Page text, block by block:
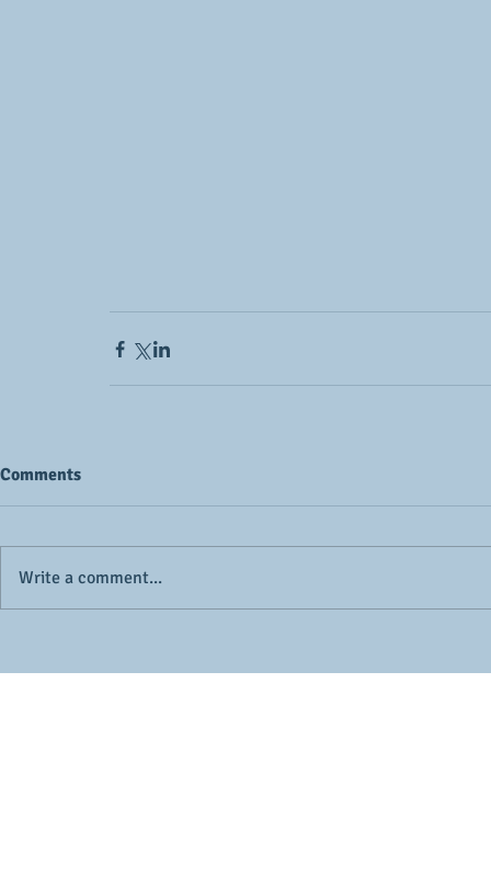
Comments
Write a comment...